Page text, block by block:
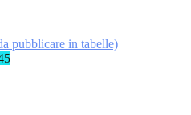
pubblicare in tabelle)